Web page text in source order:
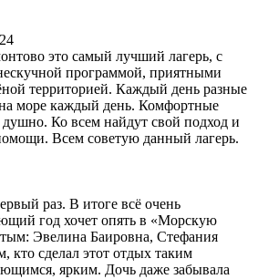
это самый лучший лагерь, с
программой, приятными
территорией. Каждый день разные
море каждый день. Комфортные
Ко всем найдут свой подход и
Всем советую данный лагерь.
раз. В итоге всё очень
год хочет опять в «Морскую
Эвелина Баировна, Стефания
кто сделал этот отдых таким
ярким. Дочь даже забывала